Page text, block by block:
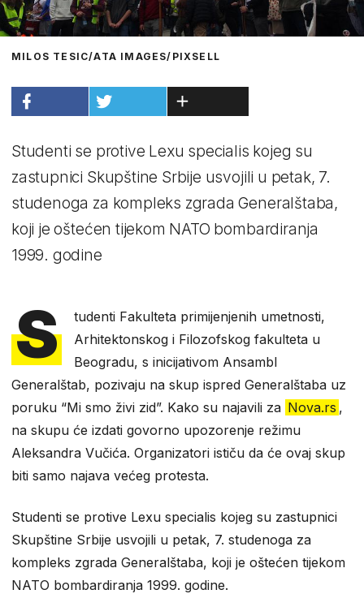
MILOS TESIC/ATA IMAGES/PIXSELL
Studenti se protive Lexu specialis kojeg su
zastupnici Skupštine Srbije usvojili u petak, 7.
studenoga za kompleks zgrada Generalštaba,
koji je oštećen tijekom NATO bombardiranja
1999. godine
S
tudenti Fakulteta primijenjenih umetnosti,
Arhitektonskog i Filozofskog fakulteta u
Beogradu, s inicijativom Ansambl
Generalštab, pozivaju na skup ispred Generalštaba uz
poruku “Mi smo živi zid”. Kako su najavili za Nova.rs ,
na skupu će izdati govorno upozorenje režimu
Aleksandra Vučića. Organizatori ističu da će ovaj skup
biti samo najava većeg protesta.
Studenti se protive Lexu specialis kojeg su zastupnici
Skupštine Srbije usvojili u petak, 7. studenoga za
kompleks zgrada Generalštaba, koji je oštećen tijekom
NATO bombardiranja 1999. godine.